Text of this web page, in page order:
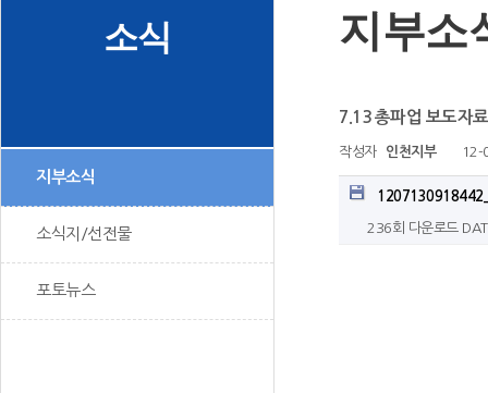
소식
지부소식
소식지/선전물
포토뉴스
지부소
7.13 총파업 보도자료
작성자 인천지부 12-
236회 다운로드